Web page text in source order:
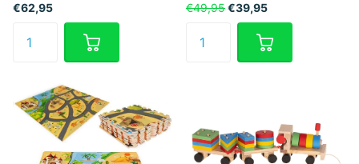
€62,95
€49,95€39,95